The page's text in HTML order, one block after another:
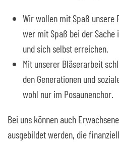
Wir wollen mit Spaß unsere
wer mit Spaß bei der
und sich selbst erreichen.
Mit unserer Bläserarbeit
den Generationen und
wohl nur im Posaunenchor.
Bei uns können auch
ausgebildet werden, die